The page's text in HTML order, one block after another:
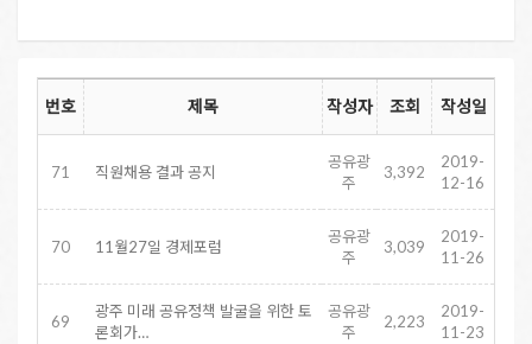
번호 제목 작성자 조회 작성일
71 직원채용 결과 공지
공유광
주
3,392
2019-
12-16
70 11월27일 경제포럼
공유광
주
3,039
2019-
11-26
69
광주 미래 공유정책 발굴을 위한 토
론회가…
공유광
주
2,223
2019-
11-23